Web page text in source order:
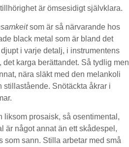
är ömsesidigt självklara.
som är så närvarande hos
black metal som är bland det
i varje detalj, i instrumentens
karga berättandet. Så tydlig men
nära släkt med den melankoli
Snötäckta åkrar i
liksom prosaisk, så osentimental,
är något annat än ett skådespel,
som sann. Stilla arbetar med små